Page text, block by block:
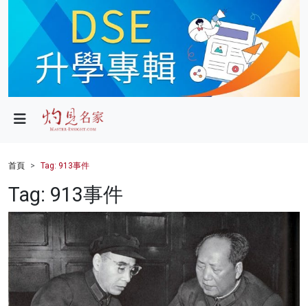
政局
財經
健康
商業
科技
影片
首頁 Tag: 913事件
Tag: 913事件